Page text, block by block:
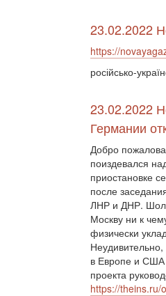
23.02.2022
https://
російсько-
23.02.2022
Германии
Добро
поиздевался
приостановке
после
ЛНР и ДНР.
Москву ни к
физически
в Европе и США
проекта
https://theins.ru/